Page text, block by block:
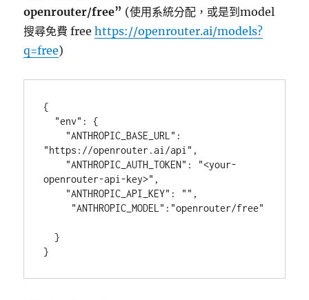
openrouter/free” (使用系統分配，或是到model
搜尋免費 freehttps://openrouter.ai/models?
q=free)
{
  "env": {
"https://openrouter.ai/api",
openrouter-api-key>",
"ANTHROPIC_API_KEY": "",
"ANTHROPIC_MODEL":"openrouter/free"
  }
}